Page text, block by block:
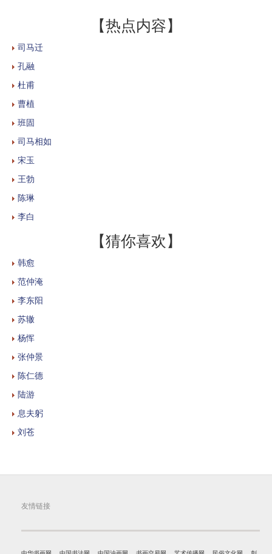
【热点内容】
司马迁
孔融
杜甫
曹植
班固
司马相如
宋玉
王勃
陈琳
李白
【猜你喜欢】
韩愈
范仲淹
李东阳
苏辙
杨恽
张仲景
陈仁德
陆游
息夫躬
刘苍
友情链接